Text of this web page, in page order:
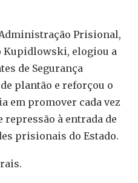
Prisional,
Kupidlowski, elogiou a
de Segurança
plantão e reforçou o
em promover cada vez
repressão à entrada de
prisionais do Estado.